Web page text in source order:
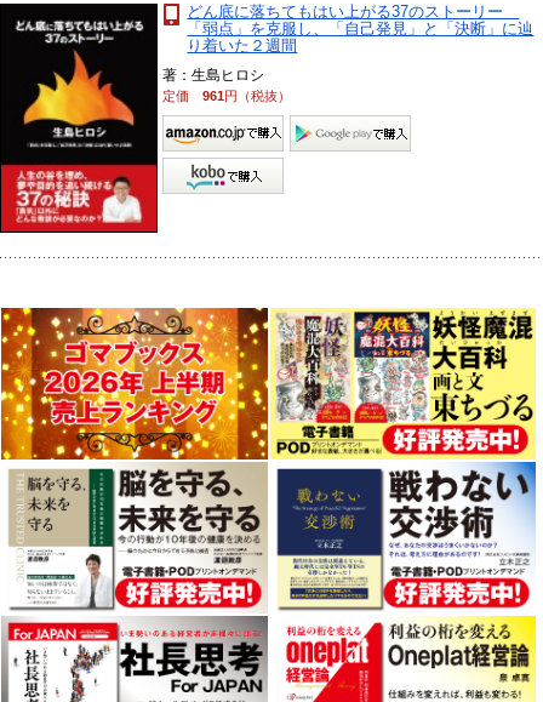
どん底に落ちてもはい上がる37のストーリー
「弱点」を克服し、「自己発見」と「決断」に辿
り着いた２週間
著：生島ヒロシ
定価961円（税抜）